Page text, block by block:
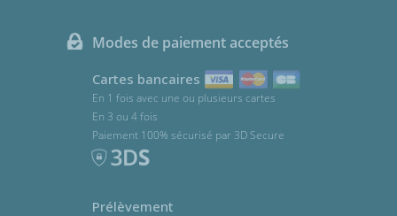
Modes de paiement acceptés
Cartes bancaires
En 1 fois avec une ou plusieurs cartes
En 3 ou 4 fois
Paiement 100% sécurisé par 3D Secure
Prélèvement